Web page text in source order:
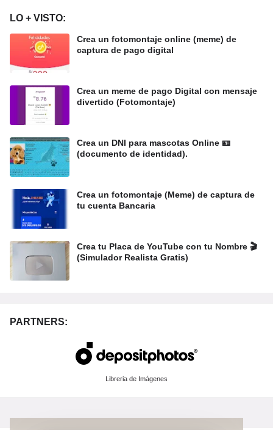
LO + VISTO:
Crea un fotomontaje online (meme) de
captura de pago digital
Crea un meme de pago Digital con mensaje
divertido (Fotomontaje)
Crea un DNI para mascotas Online 🪪
(documento de identidad).
Crea un fotomontaje (Meme) de captura de
tu cuenta Bancaria
Crea tu Placa de YouTube con tu Nombre 🎬
(Simulador Realista Gratis)
PARTNERS:
Libreria de Imágenes